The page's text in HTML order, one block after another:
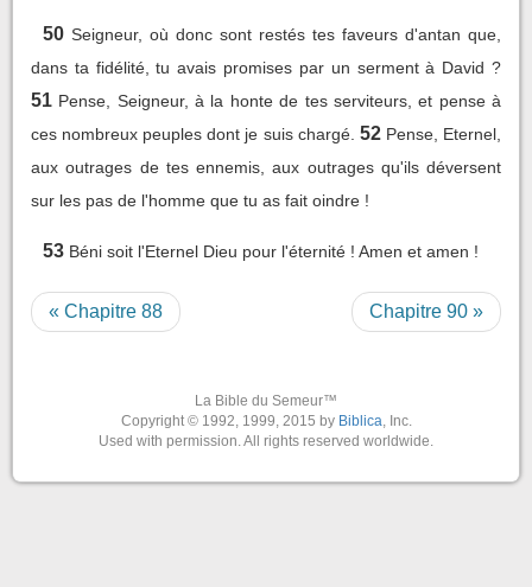
50 Seigneur, où donc sont restés tes faveurs d'antan que,
dans ta fidélité, tu avais promises par un serment à David ?
51 Pense, Seigneur, à la honte de tes serviteurs, et pense à
ces nombreux peuples dont je suis chargé. 52 Pense, Eternel,
aux outrages de tes ennemis, aux outrages qu'ils déversent
sur les pas de l'homme que tu as fait oindre !
53 Béni soit l'Eternel Dieu pour l'éternité ! Amen et amen !
« Chapitre 88 Chapitre 90 »
La Bible du Semeur™
Copyright © 1992, 1999, 2015 by Biblica, Inc.
Used with permission. All rights reserved worldwide.